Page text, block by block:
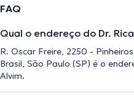
FAQ
Qual o endereço do Dr.
R. Oscar Freire, 2250 -
Brasil, São Paulo (SP) é o
Alvim.